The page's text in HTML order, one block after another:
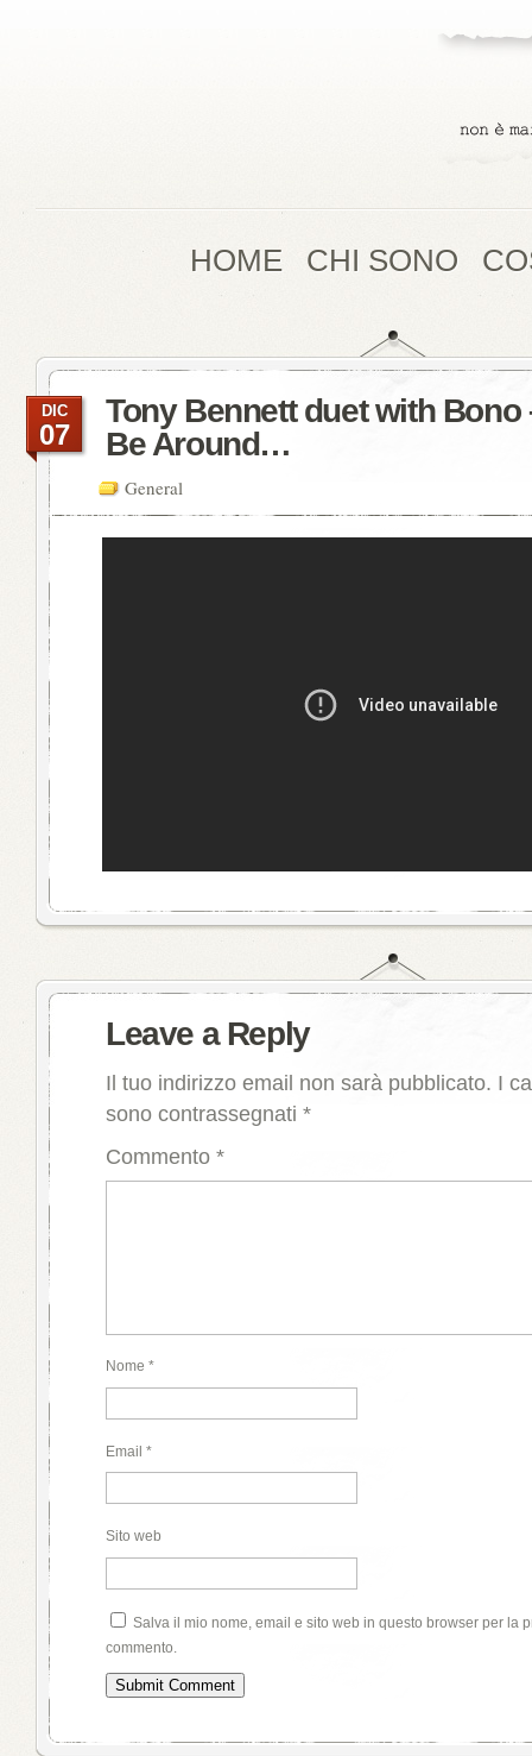
HOME CHI SONO
Tony Bennett duet with Bono
Be Around…
General
DIC
07
Leave a Reply
Il tuo indirizzo email non sarà pubblicato. I
sono contrassegnati *
Commento *
Nome *
Email *
Sito web
Salva il mio nome, email e sito web in questo browser per la
commento.